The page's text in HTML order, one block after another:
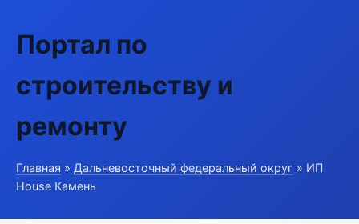
Портал по
строительству и
ремонту
Главная » Дальневосточный федеральный округ » ИП
House Камень